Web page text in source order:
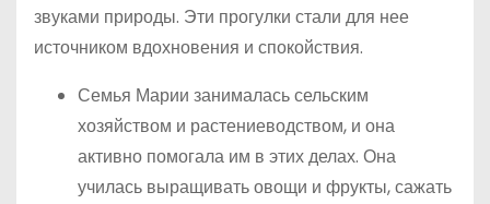
звуками природы. Эти прогулки стали для нее
источником вдохновения и спокойствия.
Семья Марии занималась сельским
хозяйством и растениеводством, и она
активно помогала им в этих делах. Она
училась выращивать овощи и фрукты, сажать